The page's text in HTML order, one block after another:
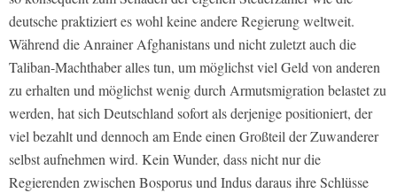
deutsche praktiziert es wohl keine andere Regierung weltweit.
Während die Anrainer Afghanistans und nicht zuletzt auch die
Taliban-Machthaber alles tun, um möglichst viel Geld von anderen
zu erhalten und möglichst wenig durch Armutsmigration belastet zu
werden, hat sich Deutschland sofort als derjenige positioniert, der
viel bezahlt und dennoch am Ende einen Großteil der Zuwanderer
selbst aufnehmen wird. Kein Wunder, dass nicht nur die
Regierenden zwischen Bosporus und Indus daraus ihre Schlüsse